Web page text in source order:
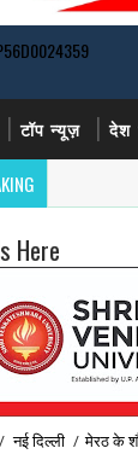
टॉप न्यूज़ देश
Here
/ नई द‍िल्ली / मेरठ के